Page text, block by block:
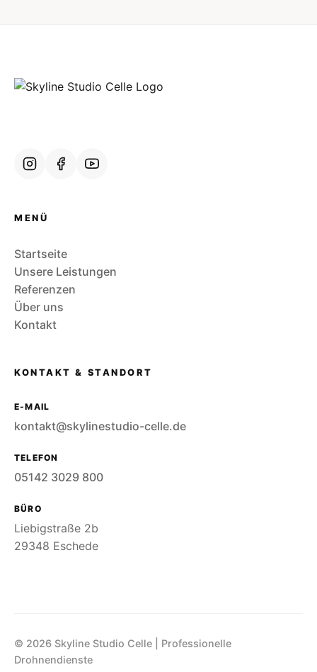
MENÜ
Startseite
Unsere Leistungen
Referenzen
Über uns
Kontakt
KONTAKT & STANDORT
E-MAIL
kontakt@skylinestudio-celle.de
TELEFON
05142 3029 800
BÜRO
Liebigstraße 2b
29348 Eschede
© 2026 Skyline Studio Celle | Professionelle
Drohnendienste